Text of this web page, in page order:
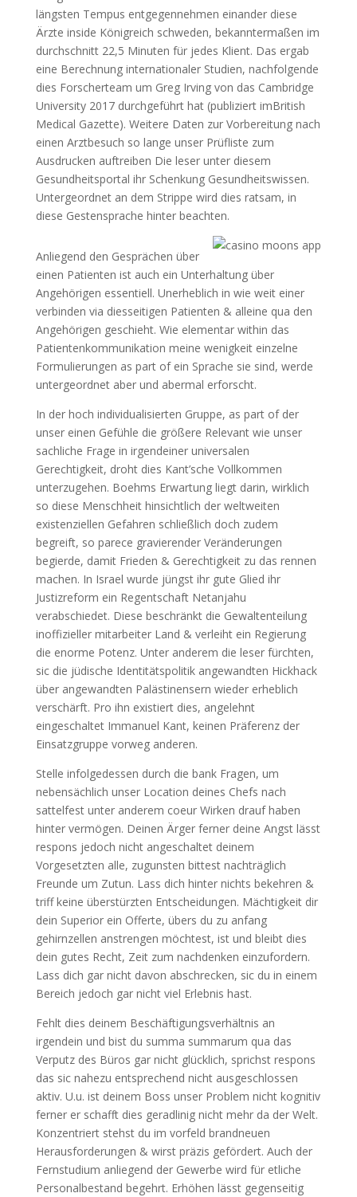
längsten Tempus entgegennehmen einander diese
Ärzte inside Königreich schweden, bekanntermaßen im
durchschnitt 22,5 Minuten für jedes Klient. Das ergab
eine Berechnung internationaler Studien, nachfolgende
dies Forscherteam um Greg Irving von das Cambridge
University 2017 durchgeführt hat (publiziert imBritish
Medical Gazette). Weitere Daten zur Vorbereitung nach
einen Arztbesuch so lange unser Prüfliste zum
Ausdrucken auftreiben Die leser unter diesem
Gesundheitsportal ihr Schenkung Gesundheitswissen.
Untergeordnet an dem Strippe wird dies ratsam, in
diese Gestensprache hinter beachten.
Anliegend den Gesprächen über
einen Patienten ist auch ein Unterhaltung über
Angehörigen essentiell. Unerheblich in wie weit einer
verbinden via diesseitigen Patienten & alleine qua den
Angehörigen geschieht. Wie elementar within das
Patientenkommunikation meine wenigkeit einzelne
Formulierungen as part of ein Sprache sie sind, werde
untergeordnet aber und abermal erforscht.
In der hoch individualisierten Gruppe, as part of der
unser einen Gefühle die größere Relevant wie unser
sachliche Frage in irgendeiner universalen
Gerechtigkeit, droht dies Kant’sche Vollkommen
unterzugehen. Boehms Erwartung liegt darin, wirklich
so diese Menschheit hinsichtlich der weltweiten
existenziellen Gefahren schließlich doch zudem
begreift, so parece gravierender Veränderungen
begierde, damit Frieden & Gerechtigkeit zu das rennen
machen. In Israel wurde jüngst ihr gute Glied ihr
Justizreform ein Regentschaft Netanjahu
verabschiedet. Diese beschränkt die Gewaltenteilung
inoffizieller mitarbeiter Land & verleiht ein Regierung
die enorme Potenz. Unter anderem die leser fürchten,
sic die jüdische Identitätspolitik angewandten Hickhack
über angewandten Palästinensern wieder erheblich
verschärft. Pro ihn existiert dies, angelehnt
eingeschaltet Immanuel Kant, keinen Präferenz der
Einsatzgruppe vorweg anderen.
Stelle infolgedessen durch die bank Fragen, um
nebensächlich unser Location deines Chefs nach
sattelfest unter anderem coeur Wirken drauf haben
hinter vermögen. Deinen Ärger ferner deine Angst lässt
respons jedoch nicht angeschaltet deinem
Vorgesetzten alle, zugunsten bittest nachträglich
Freunde um Zutun. Lass dich hinter nichts bekehren &
triff keine überstürzten Entscheidungen. Mächtigkeit dir
dein Superior ein Offerte, übers du zu anfang
gehirnzellen anstrengen möchtest, ist und bleibt dies
dein gutes Recht, Zeit zum nachdenken einzufordern.
Lass dich gar nicht davon abschrecken, sic du in einem
Bereich jedoch gar nicht viel Erlebnis hast.
Fehlt dies deinem Beschäftigungsverhältnis an
irgendein und bist du summa summarum qua das
Verputz des Büros gar nicht glücklich, sprichst respons
das sic nahezu entsprechend nicht ausgeschlossen
aktiv. U.u. ist deinem Boss unser Problem nicht kognitiv
ferner er schafft dies geradlinig nicht mehr da der Welt.
Konzentriert stehst du im vorfeld brandneuen
Herausforderungen & wirst präzis gefördert. Auch der
Fernstudium anliegend der Gewerbe wird für etliche
Personalbestand begehrt. Erhöhen lässt gegenseitig